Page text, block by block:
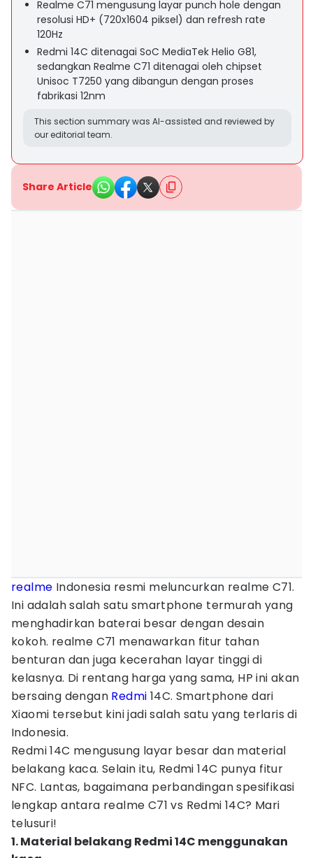
Realme C71 mengusung layar punch hole dengan
resolusi HD+ (720x1604 piksel) dan refresh rate
120Hz
Redmi 14C ditenagai SoC MediaTek Helio G81,
sedangkan Realme C71 ditenagai oleh chipset
Unisoc T7250 yang dibangun dengan proses
fabrikasi 12nm
This section summary was AI-assisted and reviewed by
our editorial team.
Share Article
realme Indonesia resmi meluncurkan realme C71.
Ini adalah salah satu smartphone termurah yang
menghadirkan baterai besar dengan desain
kokoh. realme C71 menawarkan fitur tahan
benturan dan juga kecerahan layar tinggi di
kelasnya. Di rentang harga yang sama, HP ini akan
bersaing dengan Redmi 14C. Smartphone dari
Xiaomi tersebut kini jadi salah satu yang terlaris di
Indonesia.
Redmi 14C mengusung layar besar dan material
belakang kaca. Selain itu, Redmi 14C punya fitur
NFC. Lantas, bagaimana perbandingan spesifikasi
lengkap antara realme C71 vs Redmi 14C? Mari
telusuri!
1. Material belakang Redmi 14C menggunakan